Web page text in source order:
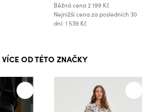
Běžná cena2 199 Kč
Nejnižší cena za posledních 30
dní: 1 539 Kč
VÍCE OD TÉTO ZNAČKY